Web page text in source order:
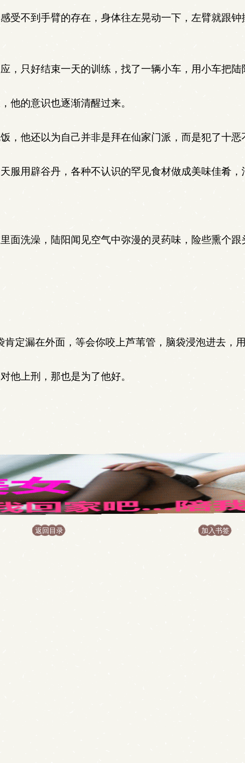
受不到手臂的存在，身体往左晃动一下，左臂就跟
只好结束一天的训练，找了一辆小车，用小车把陆
他的意识也逐渐清醒过来。
他还以为自己并非是拜在仙家门派，而是犯了十恶
用辟谷丹，各种不认识的罕见食材做成美味佳肴，
洗澡，陆阳闻见空气中弥漫的灵药味，险些熏个跟
定漏在外面，等会你咬上芦苇管，脑袋浸泡进去，
他上刑，那也是为了他好。
返回目录 加入书签